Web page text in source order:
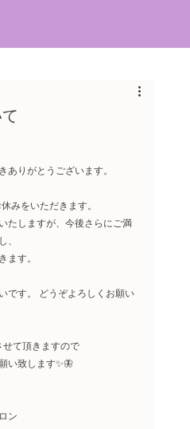
ありがとうございます。
みをいただきます。
たしますが、今後さらにご満
、
ます。
です。 どうぞよろしくお願い
て頂きますので
い致します✨🦋
ン